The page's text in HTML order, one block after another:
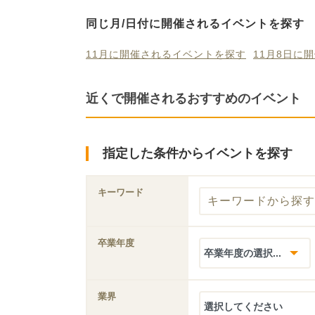
同じ月/日付に開催されるイベントを探す
11月に開催されるイベントを探す 11月8日に
近くで開催されるおすすめのイベント
指定した条件からイベントを探す
キーワード
卒業年度
業界